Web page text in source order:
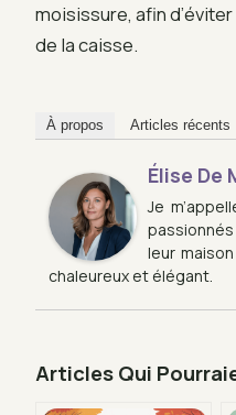
moisissure, afin
de la caisse.
À propos Articles récents
Élise De
Je
leur
chaleureux et élégant.
Articles Qui